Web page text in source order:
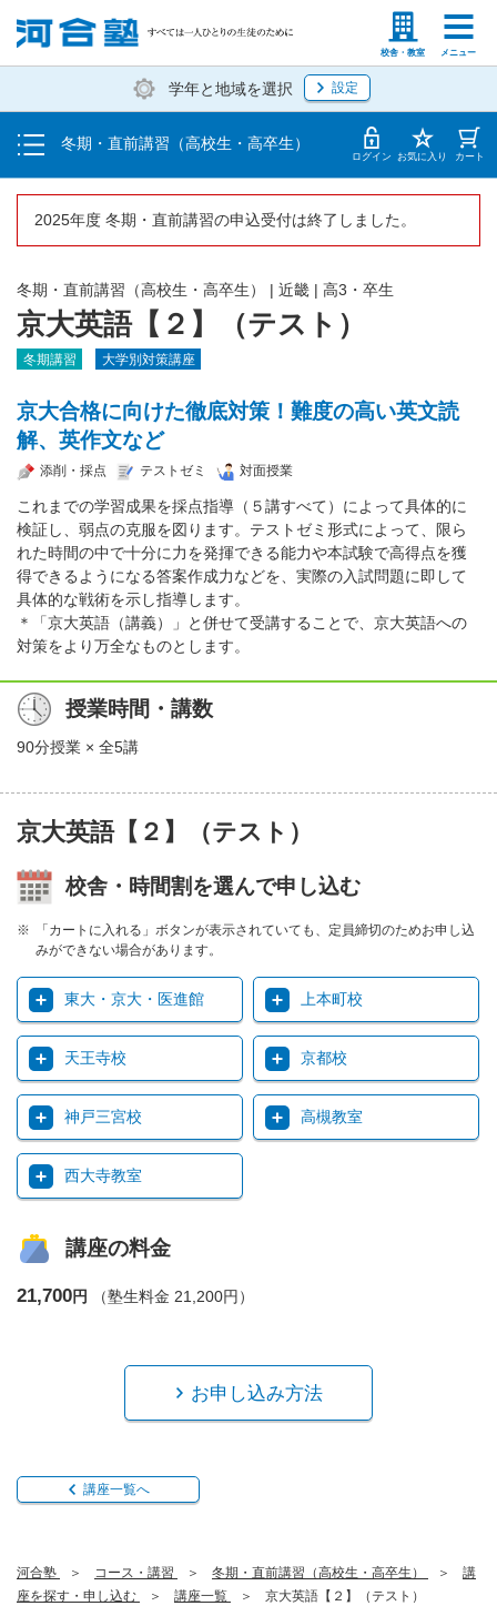
校舎・教室 メニュー
塾生の方 高等学校の先生
学年と地域を選択 設定
冬期・直前講習（高校生・高卒生）
受講料・お申し込み方法
受講開始までの流れ
校舎一覧 ログイン お気に入り カート
2025年度 冬期・直前講習の申込受付は終了しました。
京大英語【２】（テスト）
冬期・直前講習（高校生・高卒生） | 近畿 | 高3・卒生
冬期講習 大学別対策講座
京大合格に向けた徹底対策！難度の高い英文読
解、英作文など
添削・採点 テストゼミ 対面授業
これまでの学習成果を採点指導（５講すべて）によって具体的に
検証し、弱点の克服を図ります。テストゼミ形式によって、限ら
れた時間の中で十分に力を発揮できる能力や本試験で高得点を獲
得できるようになる答案作成力などを、実際の入試問題に即して
具体的な戦術を示し指導します。
＊「京大英語（講義）」と併せて受講することで、京大英語への
対策をより万全なものとします。
授業時間・講数
90分授業 × 全5講
京大英語【２】（テスト）
校舎・時間割を選んで申し込む
「カートに入れる」ボタンが表示されていても、定員締切のためお申し込
みができない場合があります。
東大・京大・医進館 上本町校
天王寺校 京都校
神戸三宮校 高槻教室
西大寺教室
講座の料金
21,700円 （塾生料金 21,200円）
お申し込み方法
講座一覧へ
河合塾 コース・講習 冬期・直前講習（高校生・高卒生）
講
座を探す・申し込む
講座一覧
京大英語【２】（テスト）